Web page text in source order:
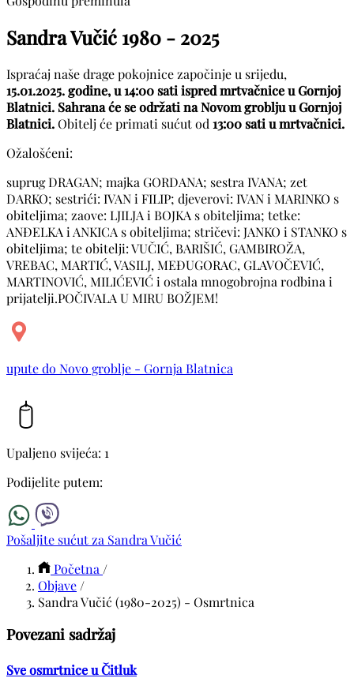
Sandra Vučić 1980 - 2025
Ispraćaj naše drage pokojnice započinje u srijedu,
15.01.2025. godine, u 14:00 sati ispred mrtvačnice u Gornjoj
Blatnici. Sahrana će se održati na Novom groblju u Gornjoj
Blatnici.Obitelj će primati sućut od 13:00 sati u mrtvačnici.
Ožalošćeni:
suprug DRAGAN; majka GORDANA; sestra IVANA; zet
DARKO; sestrići: IVAN i FILIP; djeverovi: IVAN i MARINKO s
obiteljima; zaove: LJILJA i BOJKA s obiteljima; tetke:
ANĐELKA i ANKICA s obiteljima; stričevi: JANKO i STANKO s
obiteljima; te obitelji: VUČIĆ, BARIŠIĆ, GAMBIROŽA,
VREBAC, MARTIĆ, VASILJ, MEĐUGORAC, GLAVOČEVIĆ,
MARTINOVIĆ, MILIĆEVIĆ i ostala mnogobrojna rodbina i
prijatelji.POČIVALA U MIRU BOŽJEM!
upute do Novo groblje - Gornja Blatnica
Upaljeno svijeća: 1
Podijelite putem:
Pošaljite sućut za Sandra Vučić
Početna /
Objave /
Sandra Vučić (1980-2025) - Osmrtnica
Povezani sadržaj
Sve osmrtnice u Čitluk